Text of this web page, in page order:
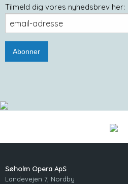
Tilmeld dig vores nyhedsbrev her:
Søholm Opera ApS
Landevejen 7, Nordby